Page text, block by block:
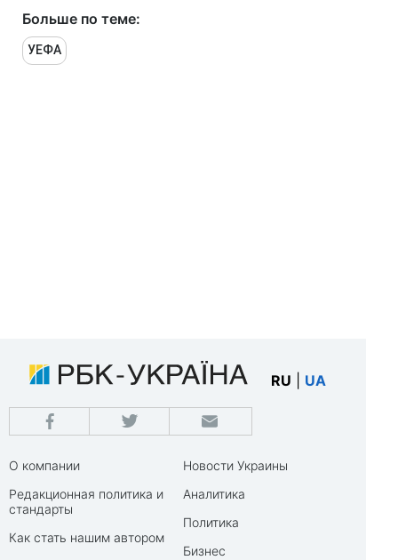
Больше по теме:
УЕФА
RU UA
О компании
Редакционная политика и
стандарты
Как стать нашим автором
Новости Украины
Аналитика
Политика
Бизнес